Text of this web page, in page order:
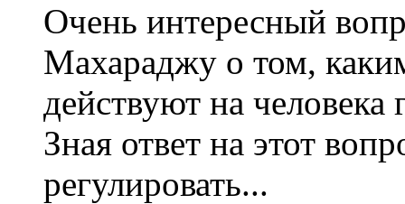
Очень интересный
Махараджу о том,
действуют на
Зная ответ на этот
регулировать...